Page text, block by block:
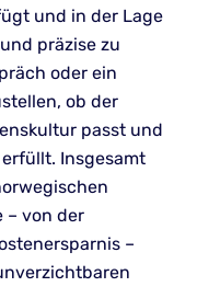
und in der Lage
präzise zu
oder ein
ob der
passt und
Insgesamt
– von der
–